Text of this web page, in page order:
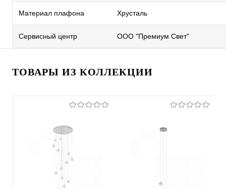
Материал плафона Хрусталь
Сервисный центр ООО "Премиум Свет"
ТОВАРЫ ИЗ КОЛЛЕКЦИИ